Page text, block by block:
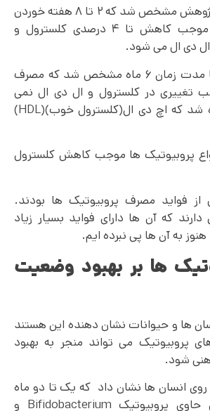
در یک بررسی از ۵ پژوهش مشخص شد که ۲ تا ۸ هفته خوردن
ماست پروبیوتیک موجب کاهش تا ۴ درصدی کلسترول و
در تحقیق دیگری با مدت زمان ۶ ماه مشخص شد که مصرف
تغییری در کلسترول و ال دی ال نمی
شود. البته مشاهده شد که اچ دی ال(کلسترول خوب)(HDL)
پروبیوتیک ها موجب کاهش کلسترول
فواید مصرف پروبیوتیک ها بودند.
دارند که آن ها دارای فواید بسیار زیاد
به آن ها پی نبرده ایم.
ها بر بهبود وضعیت
ها و حیوانات نشان دهنده این هستند
پروبیوتیک می تواند منجر به بهبود
شود.
بر روی انسان ها نشان داد که یک تا دو ماه
مصرف مکمل های حاوی پروبیوتیک Bifidobacterium و